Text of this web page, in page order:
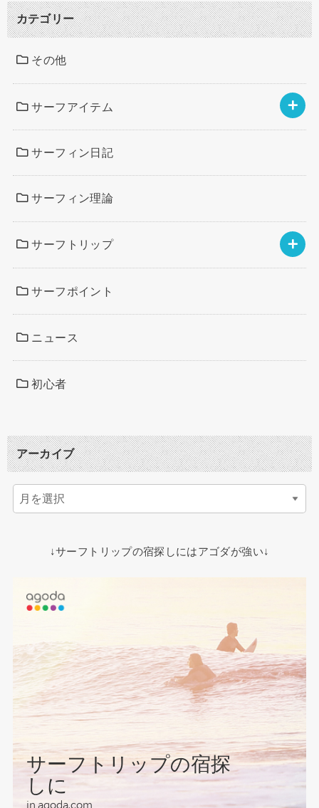
カテゴリー
その他
サーフアイテム
サーフィン日記
サーフィン理論
サーフトリップ
サーフポイント
ニュース
初心者
アーカイブ
↓サーフトリップの宿探しにはアゴダが強い↓